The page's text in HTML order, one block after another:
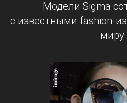
Модели Sigma
с известными fashion-
миру